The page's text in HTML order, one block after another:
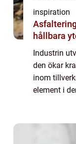
inspiration
Asfaltering i växjö
hållbara
Industrin
den ökar
inom
element i